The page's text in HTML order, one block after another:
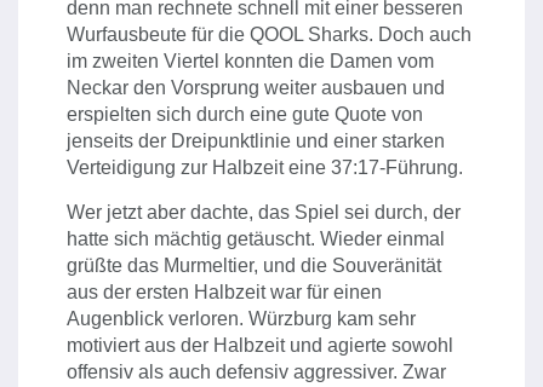
denn man rechnete schnell mit einer besseren
Wurfausbeute für die QOOL Sharks. Doch auch
im zweiten Viertel konnten die Damen vom
Neckar den Vorsprung weiter ausbauen und
erspielten sich durch eine gute Quote von
jenseits der Dreipunktlinie und einer starken
Verteidigung zur Halbzeit eine 37:17-Führung.
Wer jetzt aber dachte, das Spiel sei durch, der
hatte sich mächtig getäuscht. Wieder einmal
grüßte das Murmeltier, und die Souveränität
aus der ersten Halbzeit war für einen
Augenblick verloren. Würzburg kam sehr
motiviert aus der Halbzeit und agierte sowohl
offensiv als auch defensiv aggressiver. Zwar